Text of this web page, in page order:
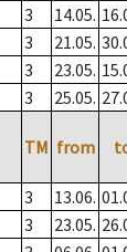
3 14.05.
3 21.05.
3 23.05.
3 25.05.
TM from
3 13.06.
3 23.05.